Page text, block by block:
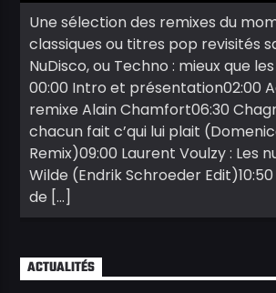
Une sélection des remixes du
classiques ou titres pop revisités
NuDisco, ou Techno : mieux que
00:00 Intro et présentation02:00
remixe Alain Chamfort06:30
chacun fait c’qui lui plait
Remix)09:00 Laurent Voulzy : Les
Wilde (Endrik Schroeder
de […]
ACTUALITÉS